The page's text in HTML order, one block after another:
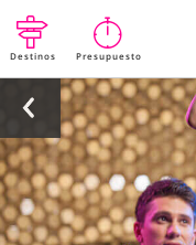
Destinos Presupuesto